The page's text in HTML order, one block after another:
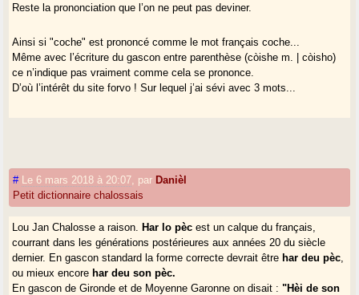
Reste la prononciation que l’on ne peut pas deviner.
Ainsi si "coche" est prononcé comme le mot français coche...
Même avec l’écriture du gascon entre parenthèse (còishe m. | còisho)
ce n’indique pas vraiment comme cela se prononce.
D’où l’intérêt du site forvo ! Sur lequel j’ai sévi avec 3 mots...
# Le 6 mars 2018 à 20:07 par Danièl
Petit dictionnaire chalossais
Lou Jan Chalosse a raison. Har lo pèc est un calque du français,
courrant dans les générations postérieures aux années 20 du siècle
dernier. En gascon standard la forme correcte devrait être har deu pèc
ou mieux encore har deu son pèc.
En gascon de Gironde et de Moyenne Garonne on disait :"Hèi de son